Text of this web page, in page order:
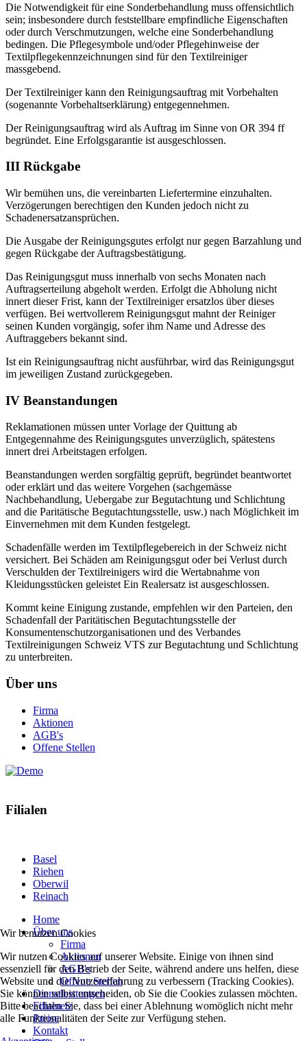
Die Notwendigkeit für eine Sonderbehandlung muss offensichtlich
sein; insbesondere durch feststellbare empfindliche Eigenschaften
oder durch Verschmutzungen, welche eine Sonderbehandlung
bedingen. Die Pflegesymbole und/oder Pflegehinweise der
Textilpflegekennzeichnungen sind für den Textilreiniger
massgebend.
Der Textilreiniger kann den Reinigungsauftrag mit Vorbehalten
(sogenannte Vorbehaltserklärung) entgegennehmen.
Der Reinigungsauftrag wird als Auftrag im Sinne von OR 394 ff
begründet. Eine Erfolgsgarantie ist ausgeschlossen.
III Rückgabe
Wir bemühen uns, die vereinbarten Liefertermine einzuhalten.
Verzögerungen berechtigen den Kunden jedoch nicht zu
Schadenersatzansprüchen.
Die Ausgabe der Reinigungsgutes erfolgt nur gegen Barzahlung und
gegen Rückgabe der Auftragsbestätigung.
Das Reinigungsgut muss innerhalb von sechs Monaten nach
Auftragserteilung abgeholt werden. Erfolgt die Abholung nicht
innert dieser Frist, kann der Textilreiniger ersatzlos über dieses
verfügen. Bei wertvollerem Reinigungsgut mahnt der Reiniger
seinen Kunden vorgängig, sofer ihm Name und Adresse des
Auftraggebers bekannt sind.
Ist ein Reinigungsauftrag nicht ausführbar, wird das Reinigungsgut
im jeweiligen Zustand zurückgegeben.
IV Beanstandungen
Reklamationen müssen unter Vorlage der Quittung ab
Entgegennahme des Reinigungsgutes unverzüglich, spätestens
innert drei Arbeitstagen erfolgen.
Beanstandungen werden sorgfältig geprüft, begründet beantwortet
oder erklärt und das weitere Vorgehen (sachgemässe
Nachbehandlung, Uebergabe zur Begutachtung und Schlichtung
and die Paritätische Begutachtungsstelle, usw.) nach Möglichkeit im
Einvernehmen mit dem Kunden festgelegt.
Schadenfälle werden im Textilpflegebereich in der Schweiz nicht
versichert. Bei Schäden am Reinigungsgut oder bei Verlust durch
Verschulden der Textilreinigers wird die Wertabnahme von
Kleidungsstücken geleistet Ein Realersatz ist ausgeschlossen.
Kommt keine Einigung zustande, empfehlen wir den Parteien, den
Schadenfall der Paritätischen Begutachtungsstelle der
Konsumentenschutzorganisationen und des Verbandes
Textilreinigungen Schweiz VTS zur Begutachtung und Schlichtung
zu unterbreiten.
Über uns
Firma
Aktionen
AGB's
Offene Stellen
Filialen
Basel
Riehen
Oberwil
Reinach
Home
Über uns
Firma
Aktionen
AGB's
Offene Stellen
Dienstleistungen
Filialnetz
Preise
Kontakt
Wir benutzen Cookies
Wir nutzen Cookies auf unserer Website. Einige von ihnen sind
essenziell für den Betrieb der Seite, während andere uns helfen, diese
Website und die Nutzererfahrung zu verbessern (Tracking Cookies).
Sie können selbst entscheiden, ob Sie die Cookies zulassen möchten.
Bitte beachten Sie, dass bei einer Ablehnung womöglich nicht mehr
alle Funktionalitäten der Seite zur Verfügung stehen.